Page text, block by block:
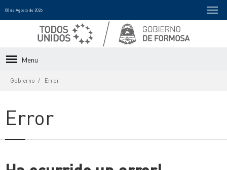
08 de Agosto de 2026
Menu
Gobierno Error
Error